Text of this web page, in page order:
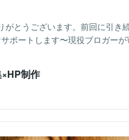
がとうございます。前回に引き
ポートします〜現役ブロガー
制作